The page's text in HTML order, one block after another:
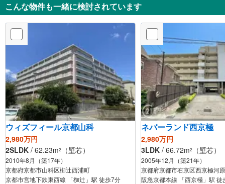
こんな物件も一緒に検討されています
ウィズフィール京都山科
2,980万円
2SLDK / 62.23m2 （壁芯）
2010年8月（築17年）
京都府京都市山科区椥辻西浦町
京都市営地下鉄東西線 「椥辻」駅 徒歩7分
ネバーランド西京極
2,980万円
3LDK / 66.72m2 （壁芯）
2005年12月（築21年）
京都府京都市右京区西京極河
阪急京都本線 「西京極」駅 徒